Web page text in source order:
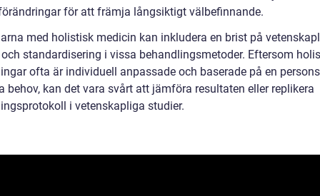
för att främja långsiktigt välbefinnande.
med holistisk medicin kan inkludera en brist på
standardisering i vissa behandlingsmetoder. Eftersom
ofta är individuell anpassade och baserade på en persons
behov, kan det vara svårt att jämföra resultaten eller replikera
i vetenskapliga studier.